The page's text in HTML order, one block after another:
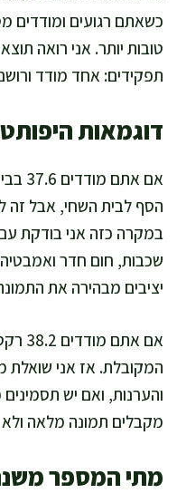
כשאתם רגועים ומודדים
טובות יותר. אני רואה
תפקידים: אחד מודד
דוגמאות
אם
במקרה כזה אני בודקת
שכבות, חום חדר
יציבים מבהירה את
אם
המקובלת. אז אני
והערנות, ואם יש
מקבלים תמונה מלאה
מתי המספר